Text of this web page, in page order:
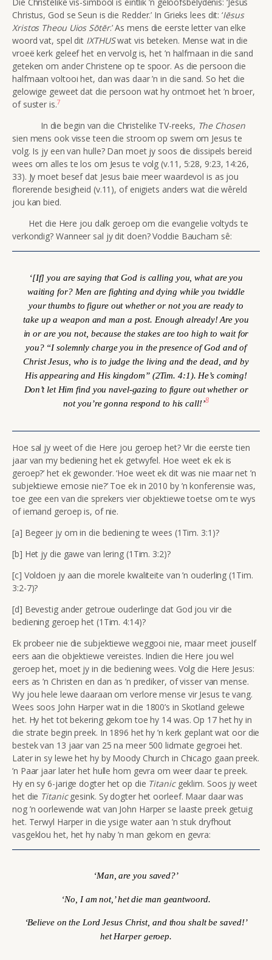
Die Christelike vis-simbool is eintlik ’n geloofsbelydenis: ‘Jesus
Christus, God se Seun is die Redder.’ In Grieks lees dit: ‘Iēsus
Xristos Theou Uios Sōtēr.’ As mens die eerste letter van elke
woord vat, spel dit IXTHUSwat vis beteken. Mense wat in die
vroeë kerk geleef het en vervolg is, het ’n halfmaan in die sand
geteken om ander Christene op te spoor. As die persoon die
halfmaan voltooi het, dan was daar ’n in die sand. So het die
gelowige geweet dat die persoon wat hy ontmoet het ’n broer,
of suster is.7
In die begin van die Christelike TV-reeks, The Chosen
sien mens ook visse teen die stroom op swem om Jesus te
volg. Is jy een van hulle? Dan moet jy soos die dissipels bereid
wees om alles te los om Jesus te volg (v.11, 5:28, 9:23, 14:26,
33). Jy moet besef dat Jesus baie meer waardevol is as jou
florerende besigheid (v.11), of enigiets anders wat die wêreld
jou kan bied.
Het die Here jou dalk geroep om die evangelie voltyds te
verkondig? Wanneer sal jy dit doen? Voddie Baucham sê:
‘[If] you are saying that God is calling you, what are you
waiting for? Men are fighting and dying while you twiddle
your thumbs to figure out whether or not you are ready to
take up a weapon and man a post. Enough already! Are you
in or are you not, because the stakes are too high to wait for
you? “I solemnly charge you in the presence of God and of
Christ Jesus, who is to judge the living and the dead, and by
His appearing and His kingdom” (2Tim. 4:1). He’s coming!
Don’t let Him find you navel-gazing to figure out whether or
not you’re gonna respond to his call!’8
Hoe sal jy weet of die Here jou geroep het? Vir die eerste tien
jaar van my bediening het ek getwyfel. Hoe weet ek ek is
geroep?’ het ek gewonder. ‘Hoe weet ek dit was nie maar net ’n
subjektiewe emosie nie?’ Toe ek in 2010 by ’n konferensie was,
toe gee een van die sprekers vier objektiewe toetse om te wys
of iemand geroep is, of nie.
[a] Begeer jy om in die bediening te wees (1Tim. 3:1)?
[b] Het jy die gawe van lering (1Tim. 3:2)?
[c] Voldoen jy aan die morele kwaliteite van ’n ouderling (1Tim.
3:2-7)?
[d] Bevestig ander getroue ouderlinge dat God jou vir die
bediening geroep het (1Tim. 4:14)?
Ek probeer nie die subjektiewe weggooi nie, maar meet jouself
eers aan die objektiewe vereistes. Indien die Here jou wel
geroep het, moet jy in die bediening wees. Volg die Here Jesus:
eers as ’n Christen en dan as ’n prediker, of visser van mense.
Wy jou hele lewe daaraan om verlore mense vir Jesus te vang.
Wees soos John Harper wat in die 1800’s in Skotland gelewe
het. Hy het tot bekering gekom toe hy 14 was. Op 17 het hy in
die strate begin preek. In 1896 het hy ’n kerk geplant wat oor die
bestek van 13 jaar van 25 na meer 500 lidmate gegroei het.
Later in sy lewe het hy by Moody Church in Chicago gaan preek.
’n Paar jaar later het hulle hom gevra om weer daar te preek.
Hy en sy 6-jarige dogter het op die Titanicgeklim. Soos jy weet
het die Titanic gesink. Sy dogter het oorleef. Maar daar was
nog ’n oorlewende wat van John Harper se laaste preek getuig
het. Terwyl Harper in die ysige water aan ’n stuk dryfhout
vasgeklou het, het hy naby ’n man gekom en gevra:
‘Man, are you saved?’
‘No, I am not,’ het die man geantwoord.
‘Believe on the Lord Jesus Christ, and thou shalt be saved!’
het Harper geroep.